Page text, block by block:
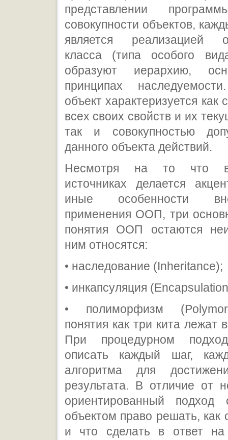
представлении
совокупности объектов,
является реализацией
класса (типа особого
образуют иерархию,
принципах
объект характеризуется как
всех своих свойств и их
так и совокупностью
данного объекта действий.
Несмотря на то что в
источниках делается
иные особенности
применения ООП, три
понятия ООП остаются
ним относятся:
• наследование (Inheritance);
• инкапсуляция
• полиморфизм
понятия как три кита
При процедурном
описать каждый шаг,
алгоритма для
результата. В отличие от
ориентированный подход
объектом право решать, как
и что сделать в ответ на